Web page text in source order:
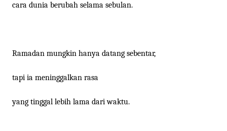
cara dunia berubah selama sebulan.
Ramadan mungkin hanya datang sebentar,
tapi ia meninggalkan rasa
yang tinggal lebih lama dari waktu.